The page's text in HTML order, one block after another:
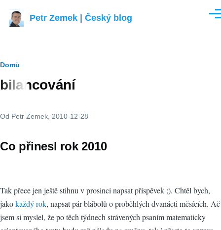
Petr Zemek | Český blog
Drobečková
navigace
Domů
bilancování
Od Petr Zemek , 2010-12-28
Co přinesl rok 2010
Tak přece jen ještě stihnu v prosinci napsat příspěvek ;). Chtěl bych,
jakokaždý rok, napsat pár blábolů o proběhlých dvanácti měsících. Ač
jsem si myslel, že po těch týdnech strávených psaním matematicky